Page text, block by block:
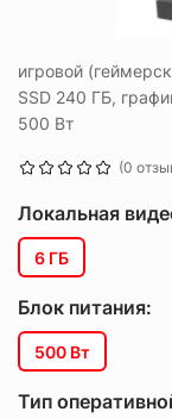
игровой
SSD 240 ГБ,
500 Вт
(0
Локальная
6 ГБ
Блок питания:
500 Вт
Тип